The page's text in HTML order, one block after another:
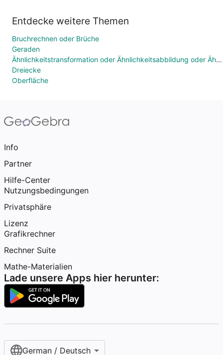
Entdecke weitere Themen
Bruchrechnen oder Brüche
Geraden
Ähnlichkeitstransformation oder Ähnlichkeitsabbildung oder Ähnlichkeit
Dreiecke
Oberfläche
Info
Partner
Hilfe-Center
Nutzungsbedingungen
Privatsphäre
Lizenz
Grafikrechner
Rechner Suite
Mathe-Materialien
Lade unsere Apps hier herunter:
German / Deutsch